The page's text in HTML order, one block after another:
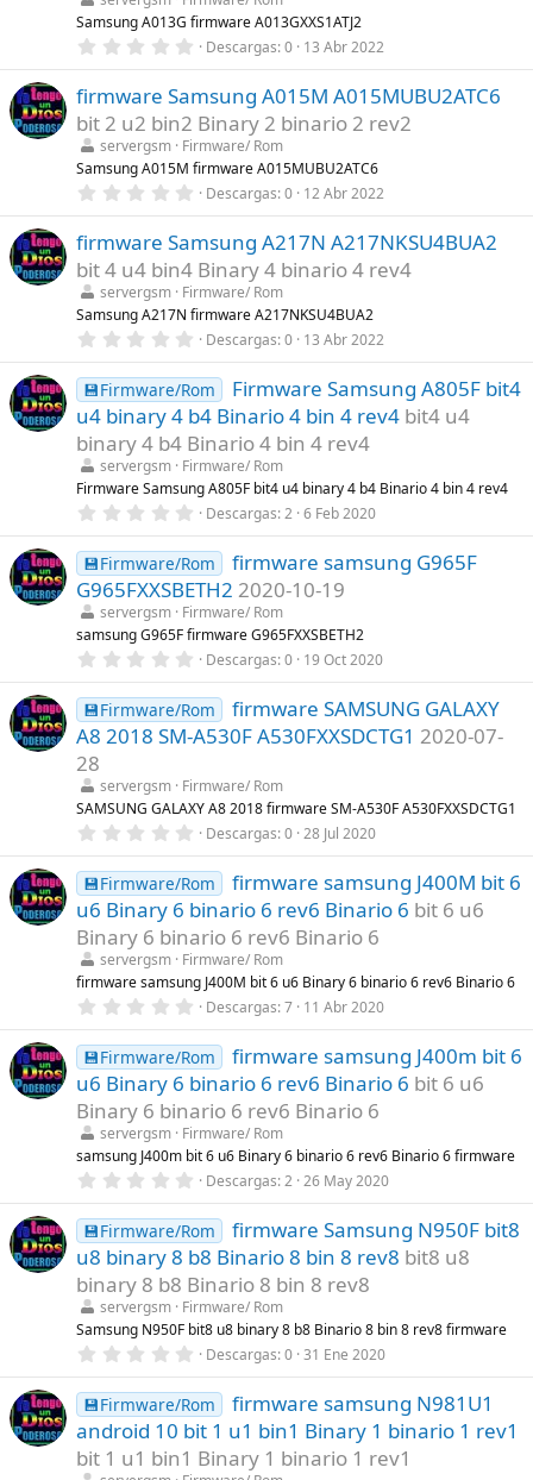
r
e
l
(
s
Samsung A013G firmware A013GXXS1ATJ2
0
0
0
e
s
t
r
e
l
(
s
Descargas 0 13 Abr 2022
firmware Samsung A015M A015MUBU2ATC6
bit 2 u2 bin2 Binary 2 binario 2 rev2
servergsm Firmware/ Rom
Samsung A015M firmware A015MUBU2ATC6
0
0
0
e
s
t
r
e
l
a
(
s
)
Descargas 0 12 Abr 2022
firmware Samsung A217N A217NKSU4BUA2
bit 4 u4 bin4 Binary 4 binario 4 rev4
servergsm Firmware/ Rom
Samsung A217N firmware A217NKSU4BUA2
0
0
0
e
s
t
r
e
l
l
a
(
s
)
Descargas 0 13 Abr 2022
💾Firmware/Rom
Firmware Samsung A805F bit4
u4 binary 4 b4 Binario 4 bin 4 rev4 bit4 u4
binary 4 b4 Binario 4 bin 4 rev4
servergsm Firmware/ Rom
Firmware Samsung A805F bit4 u4 binary 4 b4 Binario 4 bin 4 rev4
0
0
0
e
s
t
r
e
l
a
(
s
)
Descargas 2 6 Feb 2020
💾Firmware/Rom
firmware samsung G965F
G965FXXSBETH2 2020-10-19
servergsm Firmware/ Rom
samsung G965F firmware G965FXXSBETH2
0
0
0
e
s
e
l
a
(
s
)
Descargas 0 19 Oct 2020
💾Firmware/Rom
firmware SAMSUNG GALAXY
A8 2018 SM-A530F A530FXXSDCTG1 2020-07-
28
servergsm Firmware/ Rom
SAMSUNG GALAXY A8 2018 firmware SM-A530F A530FXXSDCTG1
0
0
0
e
s
t
r
e
l
l
a
(
s
)
Descargas 0 28 Jul 2020
💾Firmware/Rom
firmware samsung J400M bit 6
u6 Binary 6 binario 6 rev6 Binario 6 bit 6 u6
Binary 6 binario 6 rev6 Binario 6
servergsm Firmware/ Rom
firmware samsung J400M bit 6 u6 Binary 6 binario 6 rev6 Binario 6
0
0
0
e
s
t
r
e
l
a
(
s
)
Descargas 7 11 Abr 2020
💾Firmware/Rom
firmware samsung J400m bit 6
u6 Binary 6 binario 6 rev6 Binario 6 bit 6 u6
Binary 6 binario 6 rev6 Binario 6
servergsm Firmware/ Rom
samsung J400m bit 6 u6 Binary 6 binario 6 rev6 Binario 6 firmware
0
0
0
e
s
t
r
e
l
a
(
s
)
Descargas 2 26 May 2020
💾Firmware/Rom
firmware Samsung N950F bit8
u8 binary 8 b8 Binario 8 bin 8 rev8 bit8 u8
binary 8 b8 Binario 8 bin 8 rev8
servergsm Firmware/ Rom
Samsung N950F bit8 u8 binary 8 b8 Binario 8 bin 8 rev8 firmware
0
0
0
e
s
t
r
Descargas 0 31 Ene 2020
💾Firmware/Rom
firmware samsung N981U1
android 10 bit 1 u1 bin1 Binary 1 binario 1 rev1
bit 1 u1 bin1 Binary 1 binario 1 rev1